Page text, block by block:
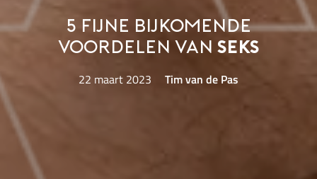
5 fijne bijkomende
voordelen van seks
22 maart 2023 Tim van de Pas